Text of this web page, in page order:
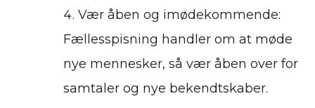
Vær åben og imødekommende:
Fællesspisning handler om at møde
nye mennesker, så vær åben over for
samtaler og nye bekendtskaber.